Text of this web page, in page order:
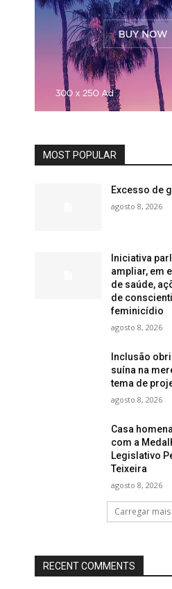
MOST POPULAR
Excesso de
agosto 8, 2026
Iniciativa
ampliar, em
de saúde,
de
feminicídio
agosto 8, 2026
Inclusão
suína na
tema de
agosto 8, 2026
Casa
com a
Legislativo
Teixeira
agosto 8, 2026
Carregar mais
RECENT COMMENTS